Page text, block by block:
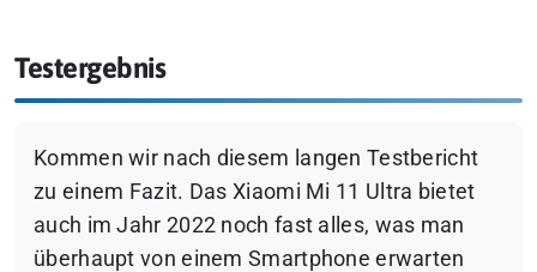
Testergebnis
Kommen wir nach diesem langen Testbericht
zu einem Fazit. Das Xiaomi Mi 11 Ultra bietet
auch im Jahr 2022 noch fast alles, was man
überhaupt von einem Smartphone erwarten